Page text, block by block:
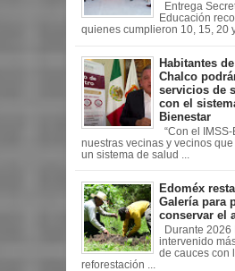
Entrega
Educación
quienes cumplieron 10, 15, 20
Habitantes
Chalco
servicios de
con el
Bienestar
“Con el IMSS-
nuestras vecinas y vecinos
un sistema de salud ...
Edoméx
Galería para
conservar el
Durante 2026
intervenido
de cauces con
reforestación ...